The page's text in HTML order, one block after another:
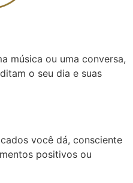
música ou uma conversa,
o seu dia e suas
você dá, consciente
positivos ou